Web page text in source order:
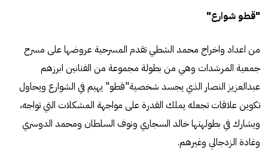
"قطو شوارع"
من اعداد واخراج محمد الشطي تقدم المسرحية عروضها على مسرح
جمعية المرشدات وهي من بطولة مجموعة من الفنانين ابرزهم
عبدالعزيز النصار الذي يجسد شخصية"قطو" يهيم في الشوارع ويحاول
تكوين علاقات تجعله يملك القدرة على مواجهة المشكلات التي تواجه،
ويشارك في بطولهتها خالد السجاري ونوف السلطان ومحمد الدوسري
وغادة الزدجالي وغيرهم.